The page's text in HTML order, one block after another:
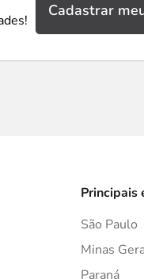
Cadastrar
Principais
São Paulo
Minas
Paraná